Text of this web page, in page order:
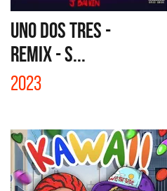
UNO DOS TRES -
REMIX - S...
2023